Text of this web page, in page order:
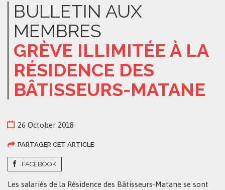
BULLETIN AUX
MEMBRES
GRÈVE ILLIMITÉE À LA
RÉSIDENCE DES
BÂTISSEURS-MATANE
26 October 2018
PARTAGER CET ARTICLE
FACEBOOK
Les salariés de la Résidence des Bâtisseurs-Matane se sont